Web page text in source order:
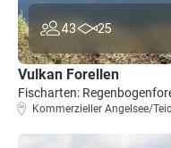
43 25
Vulkan Forellen
Fischarten:
Kommerzieller Angelsee/